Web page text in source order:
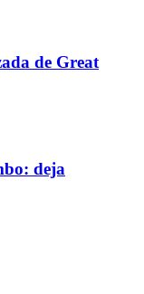
de Great
deja